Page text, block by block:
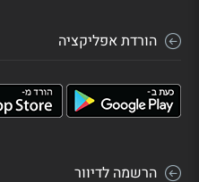
הורדת אפליקציה
הרשמה לדיוור